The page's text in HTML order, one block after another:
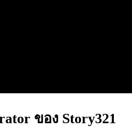
ของ Story321